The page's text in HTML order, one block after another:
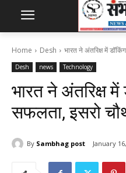
Home Desh भारत ने अंतरिक्ष में
Desh news Technology
भारत ने अंतरिक्ष
सफलता, इसरो
By Sambhag post January